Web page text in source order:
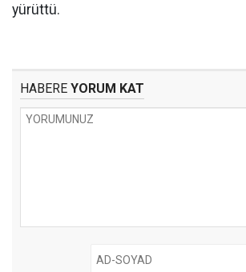
yürüttü.
HABERE YORUM KAT